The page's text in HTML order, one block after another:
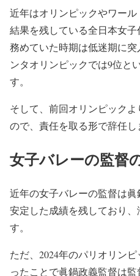
近年はオリンピックやワー
結果を残している全日本女
務めていた時期は低迷期に
ンタオリンピックでは9位と
す。
そして、前回オリンピック
ので、責任を取る形で辞任し
女子バレーの監督
近年の女子バレーの監督は
安定した成績を残しており
す。
ただ、2024年のパリオリン
ったことで眞鍋政義監督は